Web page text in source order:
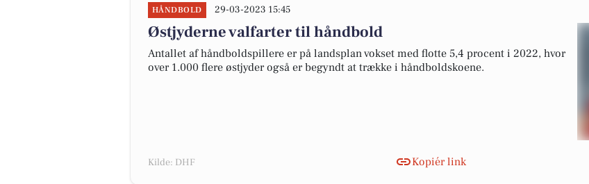
HÅNDBOLD 29-03-2023 15:45
Østjyderne valfarter til håndbold
Antallet af håndboldspillere er på landsplan vokset med flotte 5,4 procent i 2022, hvor
over 1.000 flere østjyder også er begyndt at trække i håndboldskoene.
Kilde: DHF Kopiér link